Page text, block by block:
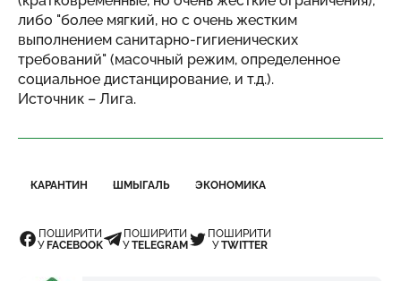
либо "более мягкий, но с очень жестким
выполнением санитарно-гигиенических
требований" (масочный режим, определенное
социальное дистанцирование, и т.д.).
Источник – Лига.
КАРАНТИН ШМЫГАЛЬ ЭКОНОМИКА
ПОШИРИТИ
УFACEBOOK
ПОШИРИТИ
УTELEGRAM
ПОШИРИТИ
УTWITTER